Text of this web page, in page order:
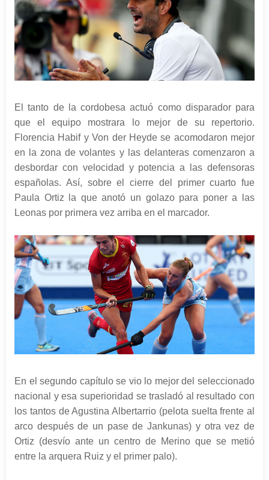
El tanto de la cordobesa actuó como disparador para
que el equipo mostrara lo mejor de su repertorio.
Florencia Habif y Von der Heyde se acomodaron mejor
en la zona de volantes y las delanteras comenzaron a
desbordar con velocidad y potencia a las defensoras
españolas. Así, sobre el cierre del primer cuarto fue
Paula Ortiz la que anotó un golazo para poner a las
Leonas por primera vez arriba en el marcador.
En el segundo capítulo se vio lo mejor del seleccionado
nacional y esa superioridad se trasladó al resultado con
los tantos de Agustina Albertarrio (pelota suelta frente al
arco después de un pase de Jankunas) y otra vez de
Ortiz (desvío ante un centro de Merino que se metió
entre la arquera Ruiz y el primer palo).